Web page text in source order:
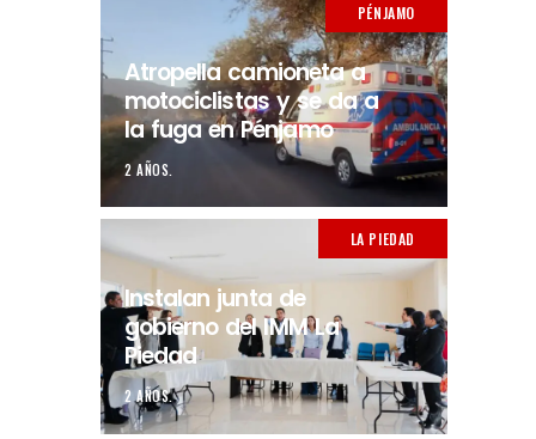
PÉNJAMO
Atropella camioneta a
motociclistas y se da a
la fuga en Pénjamo
2 AÑOS.
LA PIEDAD
Instalan junta de
gobierno del IMM La
Piedad
2 AÑOS.